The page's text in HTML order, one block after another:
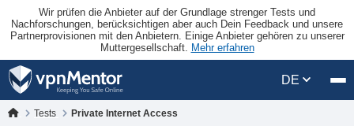
Wir prüfen die Anbieter auf der Grundlage strenger Tests und
Nachforschungen, berücksichtigen aber auch Dein Feedback und unsere
Partnerprovisionen mit den Anbietern. Einige Anbieter gehören zu unserer
Muttergesellschaft. Mehr erfahren
DE
Tests Private Internet Access